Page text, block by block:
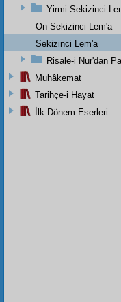
Yirmi Sekizinci
On Sekizinci Lem'a
Sekizinci Lem'a
Risale-i Nur'dan
Muhâkemat
Tarihçe-i Hayat
İlk Dönem Eserleri